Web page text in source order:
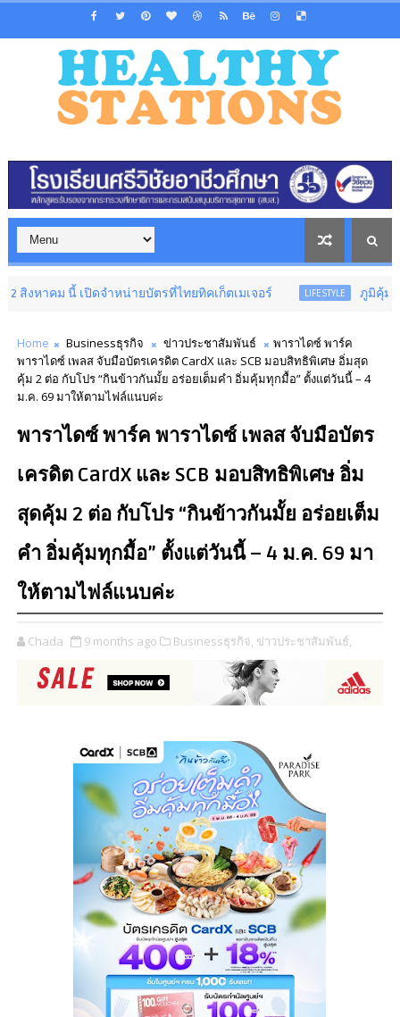
นี้ เปิดจำหน่ายบัตรที่ไทยทิคเก็ตเมเจอร์ LIFESTYLE ภูมิคุ้มกันดี ผิวสวย
Home Businessธุรกิจ ข่าวประชาสัมพันธ์
พาราไดซ์ พาร์ค
พาราไดซ์ เพลส จับมือบัตรเครดิต CardX และ SCB มอบสิทธิพิเศษ อิ่มสุด
คุ้ม 2 ต่อ กับโปร “กินข้าวกันมั้ย อร่อยเต็มคำ อิ่มคุ้มทุกมื้อ” ตั้งแต่วันนี้ – 4
ม.ค. 69 มาให้ตามไฟล์แนบค่ะ
พาราไดซ์ พาร์ค พาราไดซ์ เพลส จับมือบัตร
เครดิต CardX และ SCB มอบสิทธิพิเศษ อิ่ม
สุดคุ้ม 2 ต่อ กับโปร “กินข้าวกันมั้ย อร่อยเต็ม
คำ อิ่มคุ้มทุกมื้อ” ตั้งแต่วันนี้ – 4 ม.ค. 69 มา
ให้ตามไฟล์แนบค่ะ
Chada 9 months ago Businessธุรกิจ, ข่าวประชาสัมพันธ์,